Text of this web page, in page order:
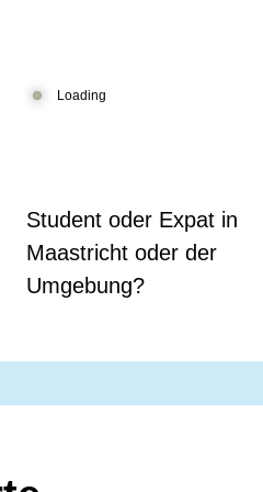
Loading
Student oder Expat in
Maastricht oder der
Umgebung?